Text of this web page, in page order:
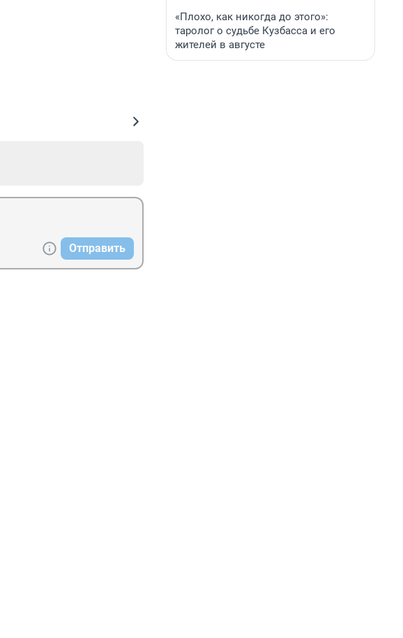
Отправить
«Плохо, как никогда до этого»:
таролог о судьбе Кузбасса и его
жителей в августе